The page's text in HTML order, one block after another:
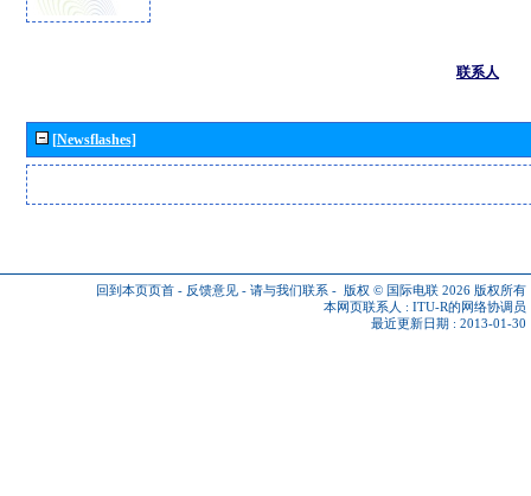
联系人
[Newsflashes]
回到本页页首 - 反馈意见 - 请与我们联系 - 版权 © 国际电联 2026 版权所有
本网页联系人 : ITU-R的网络协调员
最近更新日期 : 2013-01-30